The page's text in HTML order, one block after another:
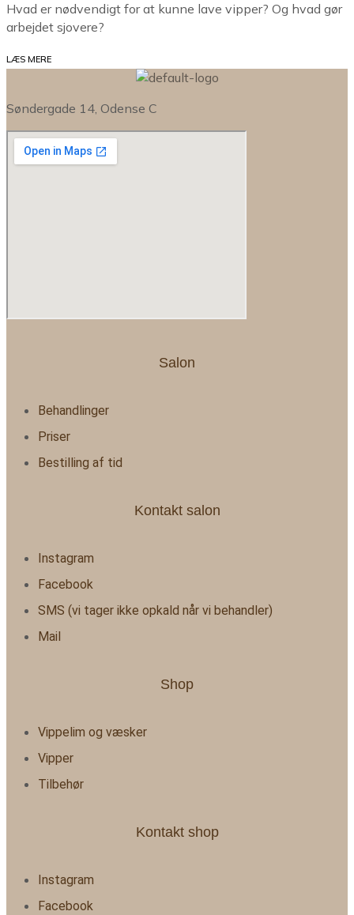
Hvad er nødvendigt for at kunne lave vipper? Og hvad gør
arbejdet sjovere?
LÆS MERE
Søndergade 14, Odense C
Salon
Behandlinger
Priser
Bestilling af tid
Kontakt salon
Instagram
Facebook
SMS (vi tager ikke opkald når vi behandler)
Mail
Shop
Vippelim og væsker
Vipper
Tilbehør
Kontakt shop
Instagram
Facebook